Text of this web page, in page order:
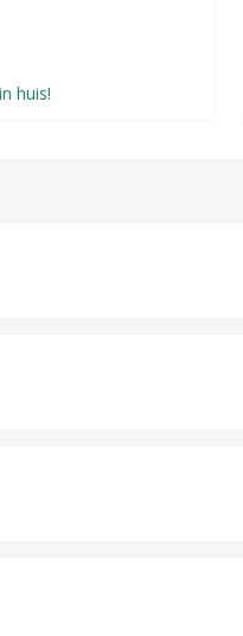
huis!